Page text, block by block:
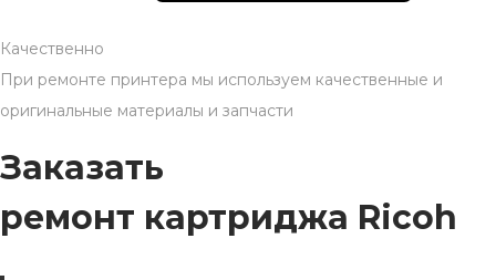
Качественно
При ремонте принтера мы используем качественные и
оригинальные материалы и запчасти
Заказать
ремонт картриджа Ricoh